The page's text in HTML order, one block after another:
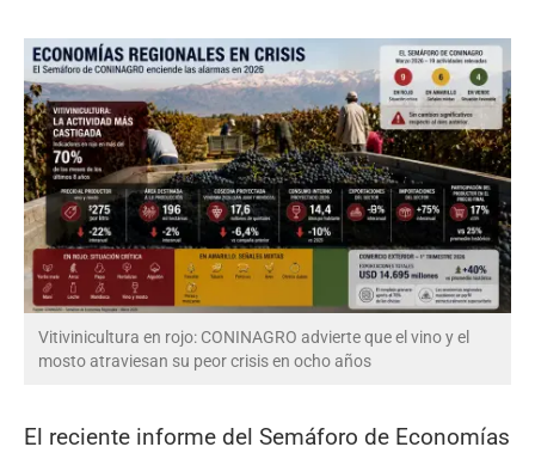
Vitivinicultura en rojo: CONINAGRO advierte que el vino y el
mosto atraviesan su peor crisis en ocho años
El reciente informe del Semáforo de Economías